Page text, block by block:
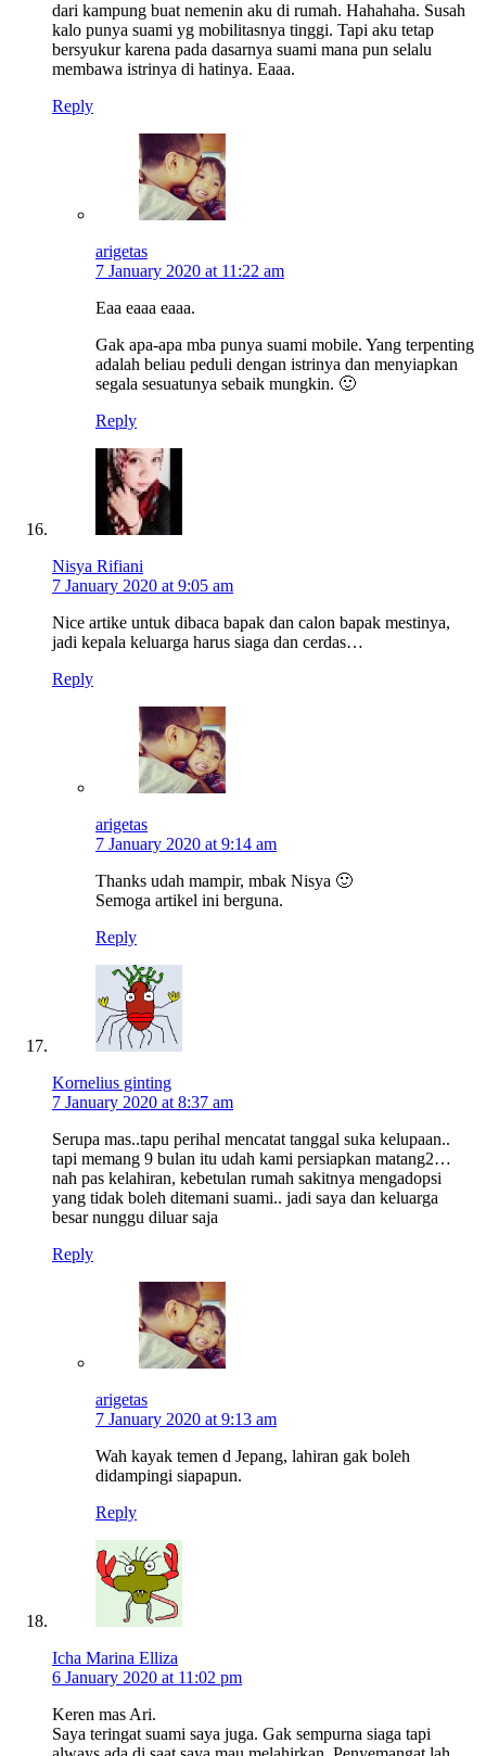
dari kampung buat nemenin aku di rumah. Hahahaha. Susah
kalo punya suami yg mobilitasnya tinggi. Tapi aku tetap
bersyukur karena pada dasarnya suami mana pun selalu
membawa istrinya di hatinya. Eaaa.
Reply
arigetas
7 January 2020 at 11:22 am
Eaa eaaa eaaa.
Gak apa-apa mba punya suami mobile. Yang terpenting
adalah beliau peduli dengan istrinya dan menyiapkan
segala sesuatunya sebaik mungkin. 🙂
Reply
Nisya Rifiani
7 January 2020 at 9:05 am
Nice artike untuk dibaca bapak dan calon bapak mestinya,
jadi kepala keluarga harus siaga dan cerdas…
Reply
arigetas
7 January 2020 at 9:14 am
Thanks udah mampir, mbak Nisya 🙂
Semoga artikel ini berguna.
Reply
Kornelius ginting
7 January 2020 at 8:37 am
Serupa mas..tapu perihal mencatat tanggal suka kelupaan..
tapi memang 9 bulan itu udah kami persiapkan matang2…
nah pas kelahiran, kebetulan rumah sakitnya mengadopsi
yang tidak boleh ditemani suami.. jadi saya dan keluarga
besar nunggu diluar saja
Reply
arigetas
7 January 2020 at 9:13 am
Wah kayak temen d Jepang, lahiran gak boleh
didampingi siapapun.
Reply
Icha Marina Elliza
6 January 2020 at 11:02 pm
Keren mas Ari.
Saya teringat suami saya juga. Gak sempurna siaga tapi